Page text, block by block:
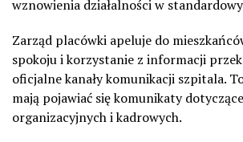
wznowienia działalności w
Zarząd placówki apeluje do
spokoju i korzystanie z informacji
oficjalne kanały komunikacji szpitala.
mają pojawiać się komunikaty
organizacyjnych i kadrowych.